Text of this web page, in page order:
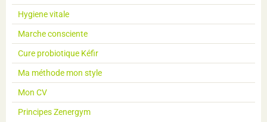
Hygiene vitale
Marche consciente
Cure probiotique Kéfir
Ma méthode mon style
Mon CV
Principes Zenergym